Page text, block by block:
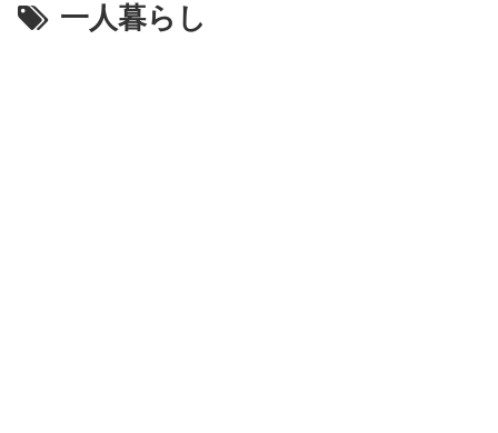
一人暮らし